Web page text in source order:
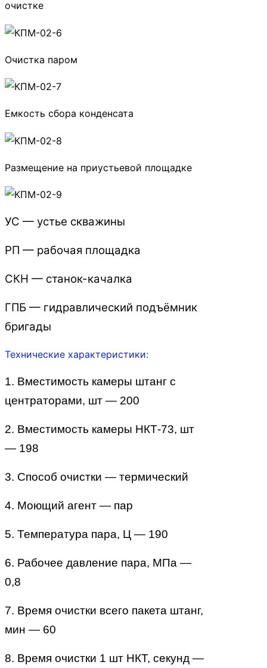
очистке
Очистка паром
Емкость сбора конденсата
Размещение на приустьевой площадке
УС — устье скважины
РП — рабочая площадка
СКН — станок-качалка
ГПБ — гидравлический подъёмник
бригады
Технические характеристики:
1. Вместимость камеры штанг с
центраторами, шт — 200
2. Вместимость камеры НКТ-73, шт
— 198
3. Способ очистки — термический
4. Моющий агент — пар
5. Температура пара, Ц — 190
6. Рабочее давление пара, МПа —
0,8
7. Время очистки всего пакета штанг,
мин — 60
8. Время очистки 1 шт НКТ, секунд —